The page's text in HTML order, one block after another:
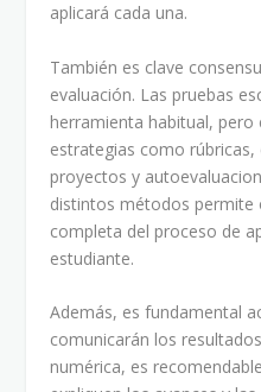
aplicará cada una.
También es clave
evaluación. Las pruebas
herramienta habitual, pero
estrategias como
proyectos y
distintos métodos permite
completa del proceso de
estudiante.
Además, es fundamental
comunicarán los
numérica, es